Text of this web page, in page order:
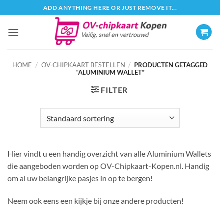
naar
inhoud
ADD ANYTHING HERE OR JUST REMOVE IT...
HOME / OV-CHIPKAART BESTELLEN / PRODUCTEN GETAGGED
“ALUMINIUM WALLET”
FILTER
Hier vindt u een handig overzicht van alle Aluminium Wallets
die aangeboden worden op OV-Chipkaart-Kopen.nl. Handig
om al uw belangrijke pasjes in op te bergen!
Neem ook eens een kijkje bij onze andere producten!